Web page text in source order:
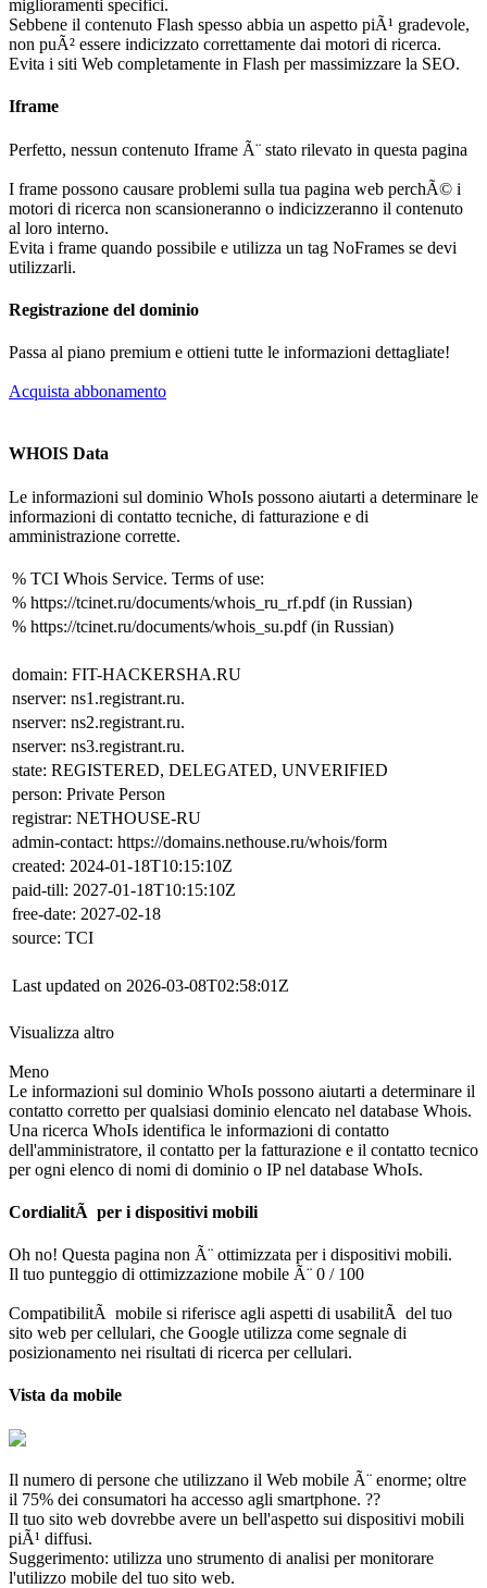
miglioramenti specifici.
Sebbene il contenuto Flash spesso abbia un aspetto piÃ¹ gradevole,
non puÃ² essere indicizzato correttamente dai motori di ricerca.
Evita i siti Web completamente in Flash per massimizzare la SEO.
Iframe
Perfetto, nessun contenuto Iframe Ã¨ stato rilevato in questa pagina
I frame possono causare problemi sulla tua pagina web perchÃ© i
motori di ricerca non scansioneranno o indicizzeranno il contenuto
al loro interno.
Evita i frame quando possibile e utilizza un tag NoFrames se devi
utilizzarli.
Registrazione del dominio
Passa al piano premium e ottieni tutte le informazioni dettagliate!
Acquista abbonamento
WHOIS Data
Le informazioni sul dominio WhoIs possono aiutarti a determinare le
informazioni di contatto tecniche, di fatturazione e di
amministrazione corrette.
% TCI Whois Service. Terms of use:
% https://tcinet.ru/documents/whois_ru_rf.pdf (in Russian)
% https://tcinet.ru/documents/whois_su.pdf (in Russian)
domain: FIT-HACKERSHA.RU
nserver: ns1.registrant.ru.
nserver: ns2.registrant.ru.
nserver: ns3.registrant.ru.
state: REGISTERED, DELEGATED, UNVERIFIED
person: Private Person
registrar: NETHOUSE-RU
admin-contact: https://domains.nethouse.ru/whois/form
created: 2024-01-18T10:15:10Z
paid-till: 2027-01-18T10:15:10Z
free-date: 2027-02-18
source: TCI
Last updated on 2026-03-08T02:58:01Z
Visualizza altro
Meno
Le informazioni sul dominio WhoIs possono aiutarti a determinare il
contatto corretto per qualsiasi dominio elencato nel database Whois.
Una ricerca WhoIs identifica le informazioni di contatto
dell'amministratore, il contatto per la fatturazione e il contatto tecnico
per ogni elenco di nomi di dominio o IP nel database WhoIs.
CordialitÃ per i dispositivi mobili
Oh no! Questa pagina non Ã¨ ottimizzata per i dispositivi mobili.
Il tuo punteggio di ottimizzazione mobile Ã¨ 0 / 100
CompatibilitÃ mobile si riferisce agli aspetti di usabilitÃ del tuo
sito web per cellulari, che Google utilizza come segnale di
posizionamento nei risultati di ricerca per cellulari.
Vista da mobile
Il numero di persone che utilizzano il Web mobile Ã¨ enorme; oltre
il 75% dei consumatori ha accesso agli smartphone. ??
Il tuo sito web dovrebbe avere un bell'aspetto sui dispositivi mobili
piÃ¹ diffusi.
Suggerimento: utilizza uno strumento di analisi per monitorare
l'utilizzo mobile del tuo sito web.